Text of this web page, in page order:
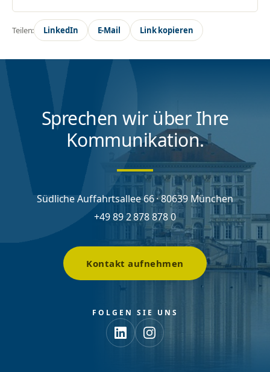
Teilen: LinkedIn E-Mail Link kopieren
Sprechen wir über Ihre
Kommunikation.
Südliche Auffahrtsallee 66 · 80639 München
+49 89 2 878 878 0
Kontakt aufnehmen
FOLGEN SIE UNS